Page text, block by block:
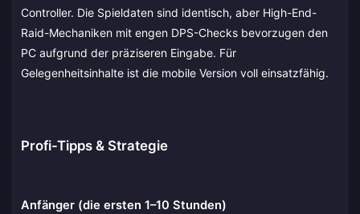
Controller. Die Spieldaten sind identisch, aber High-End-
Raid-Mechaniken mit engen DPS-Checks bevorzugen den
PC aufgrund der präziseren Eingabe. Für
Gelegenheitsinhalte ist die mobile Version voll einsatzfähig.
Profi-Tipps & Strategie
Anfänger (die ersten 1–10 Stunden)